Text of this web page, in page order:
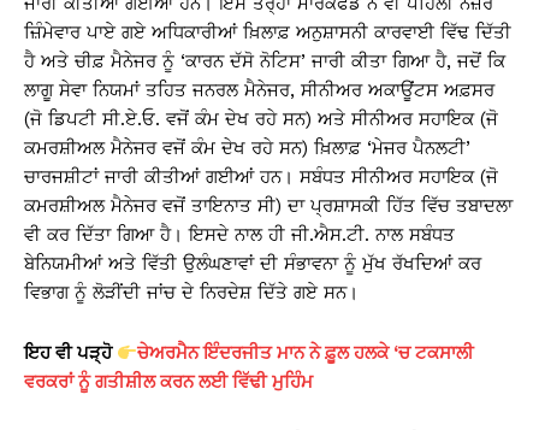
ਜ਼ਿੰਮੇਵਾਰ ਪਾਏ ਗਏ ਅਧਿਕਾਰੀਆਂ ਖ਼ਿਲਾਫ਼ ਅਨੁਸ਼ਾਸਨੀ ਕਾਰਵਾਈ ਵਿੱਢ ਦਿੱਤੀ
ਹੈ ਅਤੇ ਚੀਫ਼ ਮੈਨੇਜਰ ਨੂੰ ‘ਕਾਰਨ ਦੱਸੋ ਨੋਟਿਸ’ ਜਾਰੀ ਕੀਤਾ ਗਿਆ ਹੈ, ਜਦੋਂ ਕਿ
ਲਾਗੂ ਸੇਵਾ ਨਿਯਮਾਂ ਤਹਿਤ ਜਨਰਲ ਮੈਨੇਜਰ, ਸੀਨੀਅਰ ਅਕਾਊਂਟਸ ਅਫ਼ਸਰ
(ਜੋ ਡਿਪਟੀ ਸੀ.ਏ.ਓ. ਵਜੋਂ ਕੰਮ ਦੇਖ ਰਹੇ ਸਨ) ਅਤੇ ਸੀਨੀਅਰ ਸਹਾਇਕ (ਜੋ
ਕਮਰਸ਼ੀਅਲ ਮੈਨੇਜਰ ਵਜੋਂ ਕੰਮ ਦੇਖ ਰਹੇ ਸਨ) ਖ਼ਿਲਾਫ਼ ‘ਮੇਜਰ ਪੈਨਲਟੀ’
ਚਾਰਜਸ਼ੀਟਾਂ ਜਾਰੀ ਕੀਤੀਆਂ ਗਈਆਂ ਹਨ। ਸਬੰਧਤ ਸੀਨੀਅਰ ਸਹਾਇਕ (ਜੋ
ਕਮਰਸ਼ੀਅਲ ਮੈਨੇਜਰ ਵਜੋਂ ਤਾਇਨਾਤ ਸੀ) ਦਾ ਪ੍ਰਸ਼ਾਸਕੀ ਹਿੱਤ ਵਿੱਚ ਤਬਾਦਲਾ
ਵੀ ਕਰ ਦਿੱਤਾ ਗਿਆ ਹੈ। ਇਸਦੇ ਨਾਲ ਹੀ ਜੀ.ਐਸ.ਟੀ. ਨਾਲ ਸਬੰਧਤ
ਬੇਨਿਯਮੀਆਂ ਅਤੇ ਵਿੱਤੀ ਉਲੰਘਣਾਵਾਂ ਦੀ ਸੰਭਾਵਨਾ ਨੂੰ ਮੁੱਖ ਰੱਖਦਿਆਂ ਕਰ
ਵਿਭਾਗ ਨੂੰ ਲੋੜੀਂਦੀ ਜਾਂਚ ਦੇ ਨਿਰਦੇਸ਼ ਦਿੱਤੇ ਗਏ ਸਨ।
ਇਹ ਵੀ ਪੜ੍ਹੋ
ਚੇਅਰਮੈਨ ਇੰਦਰਜੀਤ ਮਾਨ ਨੇ ਫ਼ੂਲ ਹਲਕੇ ‘ਚ ਟਕਸਾਲੀ
ਵਰਕਰਾਂ ਨੂੰ ਗਤੀਸ਼ੀਲ ਕਰਨ ਲਈ ਵਿੱਢੀ ਮੁਹਿੰਮ